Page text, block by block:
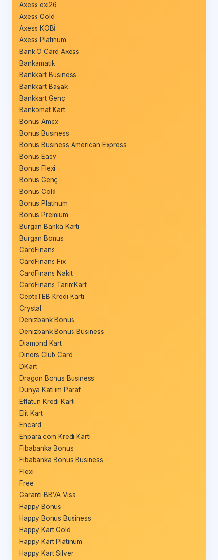
Axess exi26
Axess Gold
Axess KOBİ
Axess Platinum
Bank’O Card Axess
Bankamatik
Bankkart Business
Bankkart Başak
Bankkart Genç
Bankomat Kart
Bonus Amex
Bonus Business
Bonus Business American Express
Bonus Easy
Bonus Flexi
Bonus Genç
Bonus Gold
Bonus Platinum
Bonus Premium
Burgan Banka Kartı
Burgan Bonus
CardFinans
CardFinans Fix
CardFinans Nakit
CardFinans TarımKart
CepteTEB Kredi Kartı
Crystal
Denizbank Bonus
Denizbank Bonus Business
Diamond Kart
Diners Club Card
DKart
Dragon Bonus Business
Dünya Katılım Paraf
Eflatun Kredi Kartı
Elit Kart
Encard
Enpara.com Kredi Kartı
Fibabanka Bonus
Fibabanka Bonus Business
Flexi
Free
Garanti BBVA Visa
Happy Bonus
Happy Bonus Business
Happy Kart Gold
Happy Kart Platinum
Happy Kart Silver